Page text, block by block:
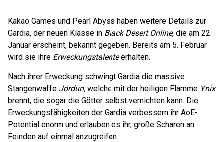
Kakao Games und Pearl Abyss haben weitere Details zur
Gardia, der neuen Klasse in Black Desert Online, die am 22.
Januar erscheint, bekannt gegeben. Bereits am 5. Februar
wird sie ihre Erweckungstalenteerhalten.
Nach ihrer Erweckung schwingt Gardia die massive
Stangenwaffe Jördun, welche mit der heiligen Flamme Ynix
brennt, die sogar die Götter selbst vernichten kann. Die
Erweckungsfähigkeiten der Gardia verbessern ihr AoE-
Potential enorm und erlauben es ihr, große Scharen an
Feinden auf einmal anzugreifen.